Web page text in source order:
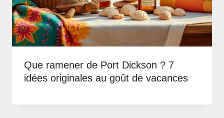
Que ramener de Port Dickson ? 7
idées originales au goût de vacances